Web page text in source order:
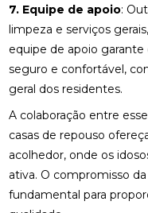
7. Equipe de apoio:
limpeza e serviços
equipe de apoio
seguro e confortável,
geral dos residentes.
A colaboração entre
casas de repouso
acolhedor, onde os
ativa. O compromisso
fundamental para